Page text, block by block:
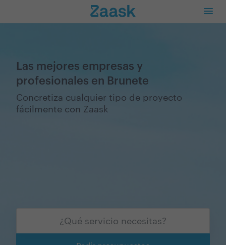
Las mejores empresas y
profesionales en Brunete
Concretiza cualquier tipo de proyecto
fácilmente con Zaask